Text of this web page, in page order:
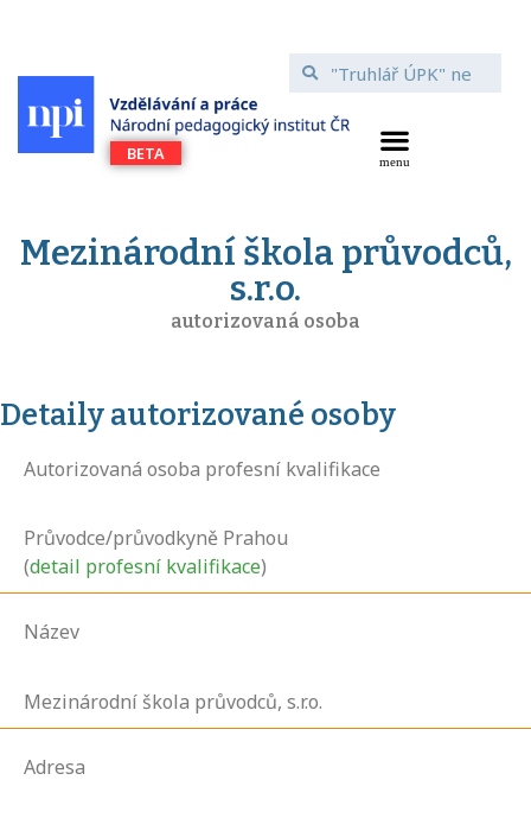
Mezinárodní škola průvodců,
s.r.o.
autorizovaná osoba
Detaily autorizované osoby
Autorizovaná osoba profesní kvalifikace
Průvodce/průvodkyně Prahou
(detail profesní kvalifikace)
Název
Mezinárodní škola průvodců, s.r.o.
Adresa